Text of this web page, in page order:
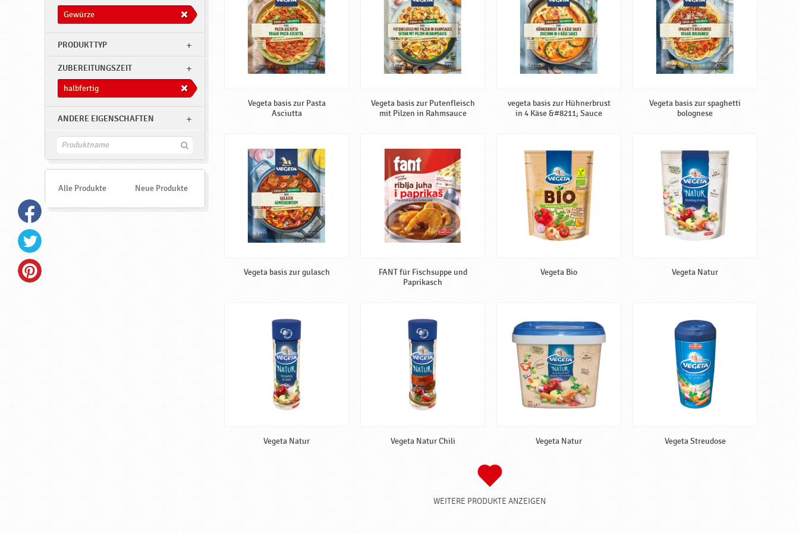
Gewürze
PRODUKTTYP
ZUBEREITUNGSZEIT
halbfertig
ANDERE EIGENSCHAFTEN
F
e
Alle Produkte Neue Produkte
Vegeta basis zur Pasta
Asciutta
Vegeta basis zur Putenfleisch
mit Pilzen in Rahmsauce
vegeta basis zur Hühnerbrust
in 4 Käse &#8211; Sauce
Vegeta basis zur spaghetti
bolognese
Vegeta basis zur gulasch
FANT für Fischsuppe und
Paprikasch
Vegeta Bio Vegeta Natur
Vegeta Natur Vegeta Natur Chili Vegeta Natur Vegeta Streudose
WEITERE PRODUKTE ANZEIGEN